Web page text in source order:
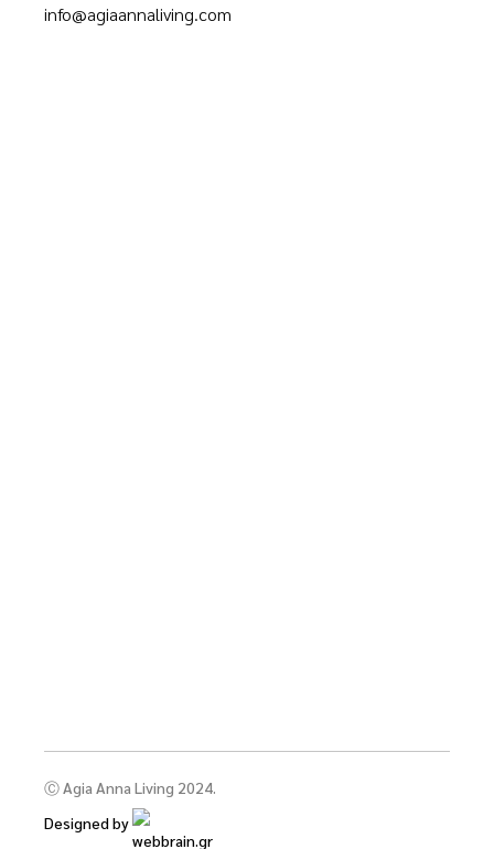
info@agiaannaliving.com
Ⓒ Agia Anna Living 2024.
Designed by